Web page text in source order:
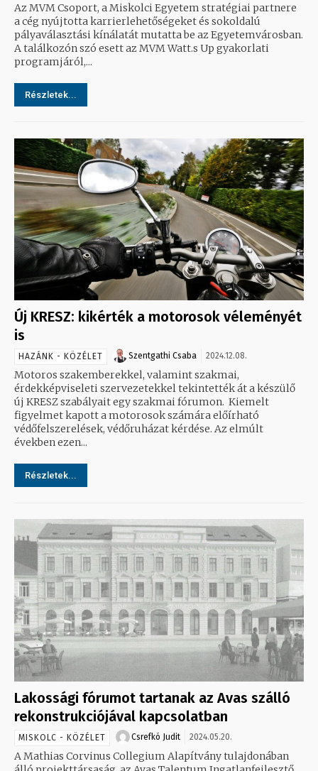
Az MVM Csoport, a Miskolci Egyetem stratégiai partnere
a cég nyújtotta karrierlehetőségeket és sokoldalú
pályaválasztási kínálatát mutatta be az Egyetemvárosban.
A találkozón szó esett az MVM Watt.s Up gyakorlati
programjáról,...
Részletek...
Új KRESZ: kikérték a motorosok véleményét
is
HAZÁNK - KÖZÉLET Szentgathi Csaba 2024.12.08.
Motoros szakemberekkel, valamint szakmai,
érdekképviseleti szervezetekkel tekintették át a készülő
új KRESZ szabályait egy szakmai fórumon. Kiemelt
figyelmet kapott a motorosok számára előírható
védőfelszerelések, védőruházat kérdése. Az elmúlt
években ezen...
Részletek...
Lakossági fórumot tartanak az Avas szálló
rekonstrukciójával kapcsolatban
MISKOLC - KÖZÉLET Csrefkó Judit 2024.05.20.
A Mathias Corvinus Collegium Alapítvány tulajdonában